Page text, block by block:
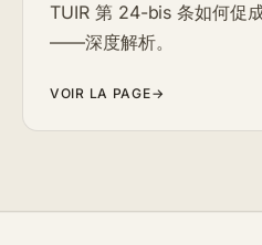
TUIR 第 24-bis 条如何促
——深度解析。
VOIR LA PAGE→